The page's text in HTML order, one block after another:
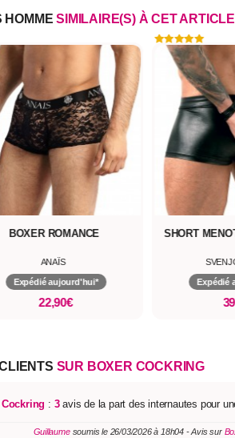
HOMME SIMILAIRE(S) À CET ARTICLE
BOXER ROMANCE
ANAÏS
Expédié aujourd'hui*
22,90€
SHORT
Expédié
SUR BOXER COCKRING
Cockring : 3avis de la part des internautes pour
Guillaumesoumis le 26/03/2026 à 18h04 - Avis sur